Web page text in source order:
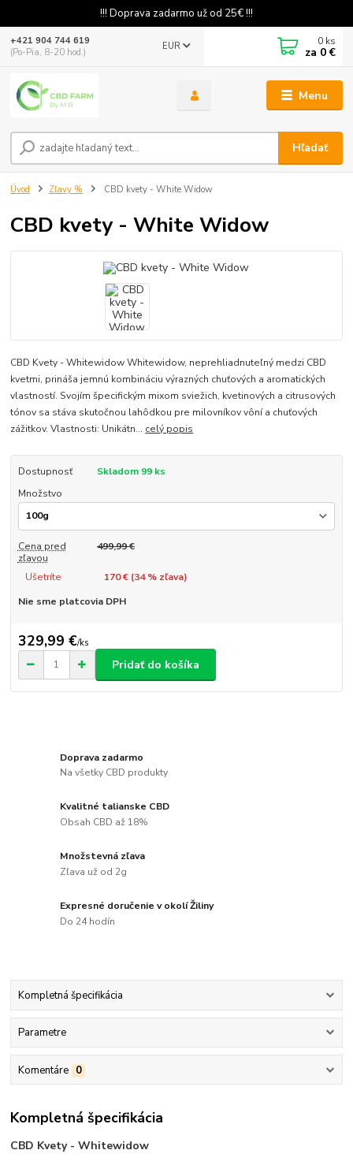
!!! Doprava zadarmo už od 25€ !!!
Menu
EUR
Hľadať
+421 904 744 619
(Po-Pia, 8-20 hod.)
0 ks
za 0 €
Úvod Zľavy % CBD kvety - White Widow
CBD kvety - White Widow
CBD Kvety - Whitewidow Whitewidow, neprehliadnuteľný medzi CBD
kvetmi, prináša jemnú kombináciu výrazných chuťových a aromatických
vlastností. Svojím špecifickým mixom sviežich, kvetinových a citrusových
tónov sa stáva skutočnou lahôdkou pre milovníkov vôní a chuťových
zážitkov. Vlastnosti: Unikátn... celý popis
Dostupnosť
Skladom 99 ks
Množstvo
Cena pred
zľavou
499,99 €
Ušetríte 170 € (34% zľava)
Nie sme platcovia DPH
329,99 €/ks
Pridať do košíka
Doprava zadarmo
Na všetky CBD produkty
Kvalitné talianske CBD
Obsah CBD až 18%
Množstevná zľava
Zľava už od 2g
Expresné doručenie v okolí Žiliny
Do 24 hodín
Kompletná špecifikácia
Parametre
Komentáre 0
Kompletná špecifikácia
CBD Kvety - Whitewidow